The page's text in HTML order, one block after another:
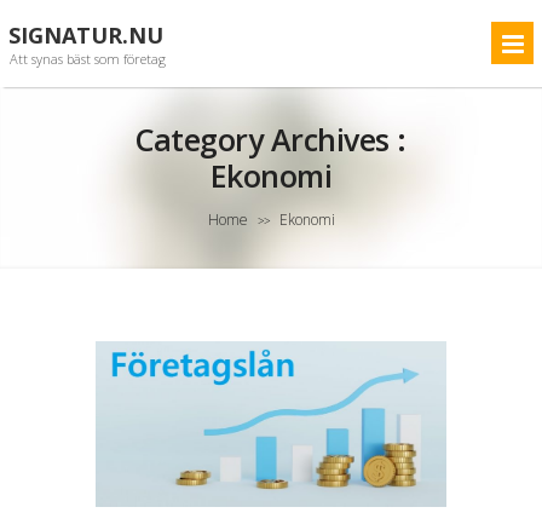
SIGNATUR.NU
Att synas bäst som företag
Category Archives :
Ekonomi
Home >> Ekonomi